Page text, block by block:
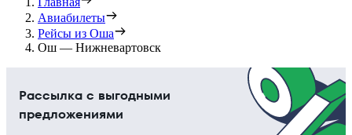
Авиабилеты
Рейсы из Оша
Ош — Нижневартовск
Рассылка с выгодными
предложениями